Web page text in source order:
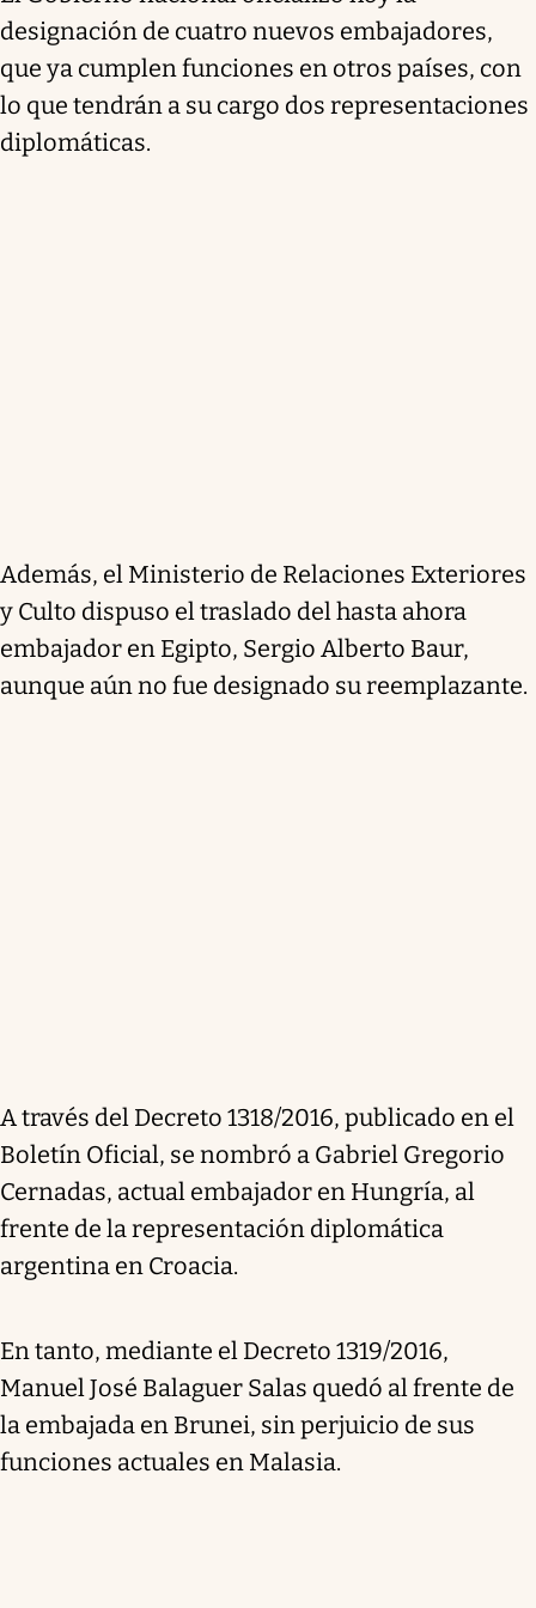
designación de cuatro nuevos embajadores,
que ya cumplen funciones en otros países, con
lo que tendrán a su cargo dos representaciones
diplomáticas.
Además, el Ministerio de Relaciones Exteriores
y Culto dispuso el traslado del hasta ahora
embajador en Egipto, Sergio Alberto Baur,
aunque aún no fue designado su reemplazante.
A través del Decreto 1318/2016, publicado en el
Boletín Oficial, se nombró a Gabriel Gregorio
Cernadas, actual embajador en Hungría, al
frente de la representación diplomática
argentina en Croacia.
En tanto, mediante el Decreto 1319/2016,
Manuel José Balaguer Salas quedó al frente de
la embajada en Brunei, sin perjuicio de sus
funciones actuales en Malasia.